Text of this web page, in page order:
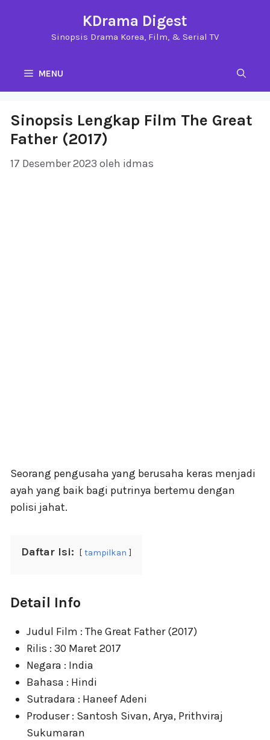
KDrama Digest
Sinopsis Drama Korea, Film, & Serial TV
MENU
Sinopsis Lengkap Film The Great
Father (2017)
17 Desember 2023 oleh idmas
Seorang pengusaha yang berusaha keras menjadi
ayah yang baik bagi putrinya bertemu dengan
polisi jahat.
Daftar Isi: tampilkan
Detail Info
Judul Film : The Great Father (2017)
Rilis : 30 Maret 2017
Negara : India
Bahasa : Hindi
Sutradara : Haneef Adeni
Produser : Santosh Sivan, Arya, Prithviraj
Sukumaran